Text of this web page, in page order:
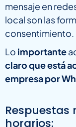
mensaje en
local son las
consentimiento.
Lo importante
claro que está
empresa por
horarios: